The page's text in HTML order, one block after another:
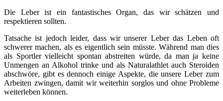
Die Leber ist ein fantastisches Organ, das wir schätzen und
respektieren sollten.
Tatsache ist jedoch leider, dass wir unserer Leber das Leben oft
schwerer machen, als es eigentlich sein müsste. Während man dies
als Sportler vielleicht spontan abstreiten würde, da man ja keine
Unmengen an Alkohol trinke und als Naturalathlet auch Steroiden
abschwöre, gibt es dennoch einige Aspekte, die unsere Leber zum
Arbeiten zwingen, damit wir weiterhin sorglos und ohne Probleme
weiterleben können.